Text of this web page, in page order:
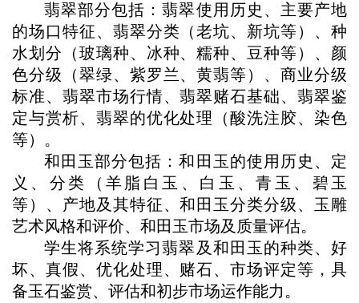
翡翠部分包括：翡翠使用历史、主要产地
的场口特征、翡翠分类（老坑、新坑等）、种
水划分（玻璃种、冰种、糯种、豆种等）、颜
色分级（翠绿、紫罗兰、黄翡等）、商业分级
标准、翡翠市场行情、翡翠赌石基础、翡翠鉴
定与赏析、翡翠的优化处理（酸洗注胶、染色
等）。
和田玉部分包括：和田玉的使用历史、定
义、分类（羊脂白玉、白玉、青玉、碧玉
等）、产地及其特征、和田玉分类分级、玉雕
艺术风格和评价、和田玉市场及质量评估。
学生将系统学习翡翠及和田玉的种类、好
坏、真假、优化处理、赌石、市场评定等，具
备玉石鉴赏、评估和初步市场运作能力。